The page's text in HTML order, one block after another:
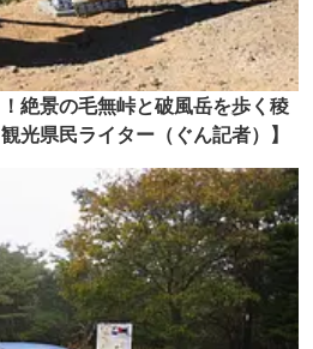
絶景の毛無峠と破風岳を歩く稜
県民ライター（ぐん記者）】